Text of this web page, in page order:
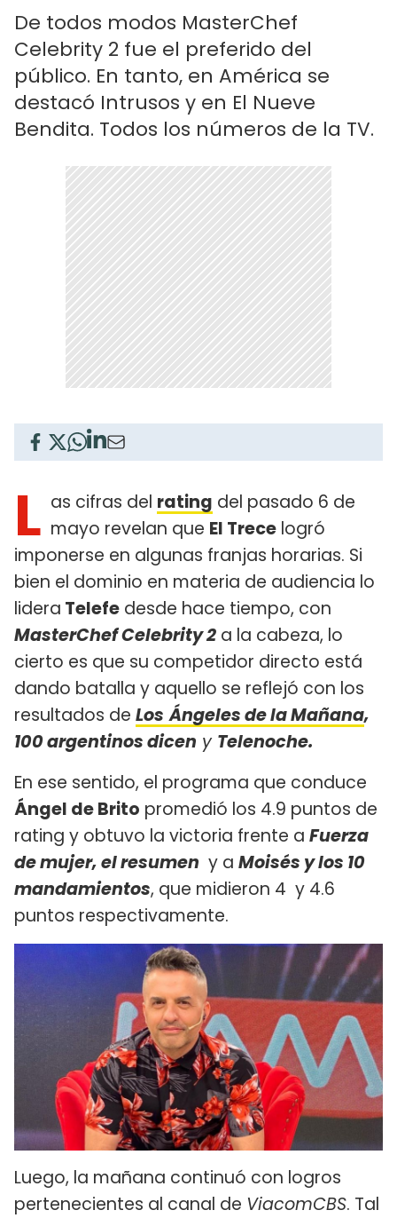
De todos modos MasterChef
Celebrity 2 fue el preferido del
público. En tanto, en América se
destacó Intrusos y en El Nueve
Bendita. Todos los números de la TV.
L as cifras del rating del pasado 6 de
mayo revelan que El Trece logró
imponerse en algunas franjas horarias. Si
bien el dominio en materia de audiencia lo
lidera Telefe desde hace tiempo, con
MasterChef Celebrity 2 a la cabeza, lo
cierto es que su competidor directo está
dando batalla y aquello se reflejó con los
resultados de Los Ángeles de la Mañana,
100 argentinos dicen y Telenoche.
En ese sentido, el programa que conduce
Ángel de Brito promedió los 4.9 puntos de
rating y obtuvo la victoria frente a Fuerza
de mujer, el resumen y a Moisés y los 10
mandamientos, que midieron 4 y 4.6
puntos respectivamente.
Luego, la mañana continuó con logros
pertenecientes al canal de ViacomCBS. Tal